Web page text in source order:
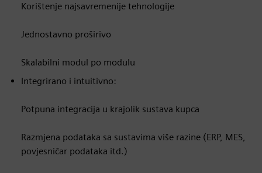
Korištenje najsavremenije tehnologije
Jednostavno proširivo
Skalabilni modul po modulu
Integrirano i intuitivno:
Potpuna integracija u krajolik sustava kupca
Razmjena podataka sa sustavima više razine (ERP, MES,
povjesničar podataka itd.)